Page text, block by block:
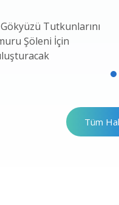
Tutkunlarını
Şöleni İçin
Tüm